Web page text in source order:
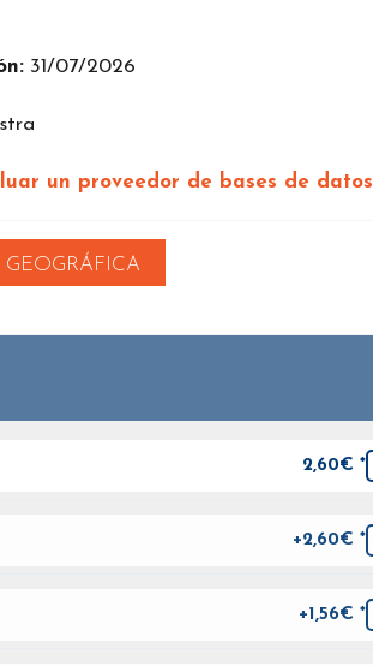
31/07/2026
un proveedor de bases de datos
2,60€ *
+2,60€ *
+1,56€ *